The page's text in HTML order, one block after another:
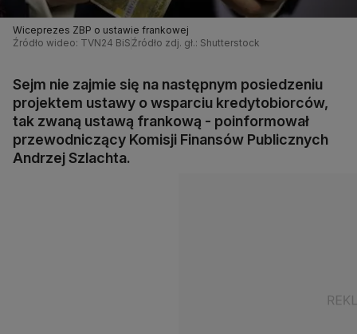
Wiceprezes ZBP o ustawie frankowej
Źródło wideo: TVN24 BiS Źródło zdj. gł.: Shutterstock
Sejm nie zajmie się na następnym posiedzeniu
projektem ustawy o wsparciu kredytobiorców,
tak zwaną ustawą frankową - poinformował
przewodniczący Komisji Finansów Publicznych
Andrzej Szlachta.